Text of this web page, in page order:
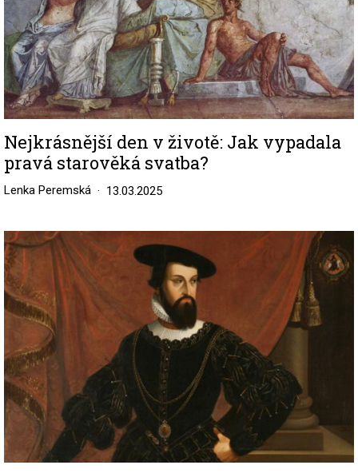
Nejkrásnější den v životě: Jak vypadala
pravá starověká svatba?
Lenka Peremská 13.03.2025
Image